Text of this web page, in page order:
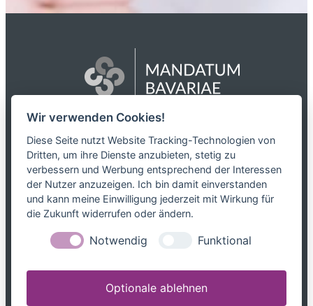
Das Netzwerk
Partnerkanzleien
Karriere
Kontakt
Leistungen
Downloads
Wir verwenden Cookies!
Diese Seite nutzt Website Tracking-Technologien von
Dritten, um ihre Dienste anzubieten, stetig zu
verbessern und Werbung entsprechend der Interessen
der Nutzer anzuzeigen. Ich bin damit einverstanden
und kann meine Einwilligung jederzeit mit Wirkung für
die Zukunft widerrufen oder ändern.
Notwendig Funktional
Optionale ablehnen